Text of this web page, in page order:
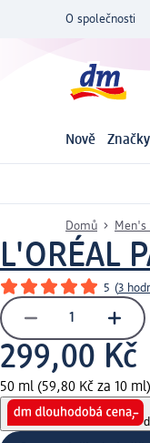
O společnosti
Nově Značky
Domů Men's
L'ORÉAL
5 (3
299,00 Kč
50 ml (59,80 Kč za 10 ml)